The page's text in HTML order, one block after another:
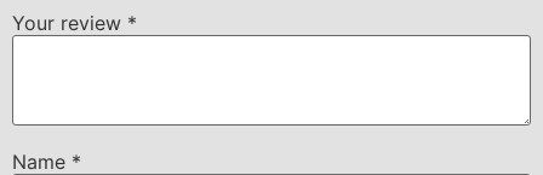
Your review *
Name *